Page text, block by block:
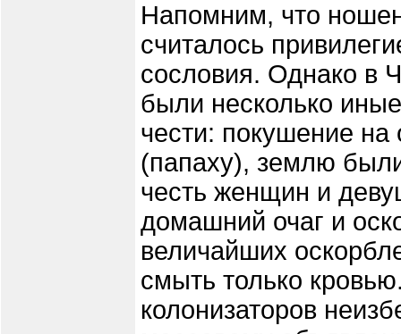
Напомним, что
считалось
сословия. Однако в
были несколько
чести: покушение на
(папаху), землю
честь женщин и
домашний очаг и
величайших
смыть только
колонизаторов